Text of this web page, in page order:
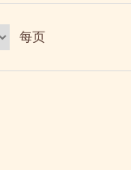
每页